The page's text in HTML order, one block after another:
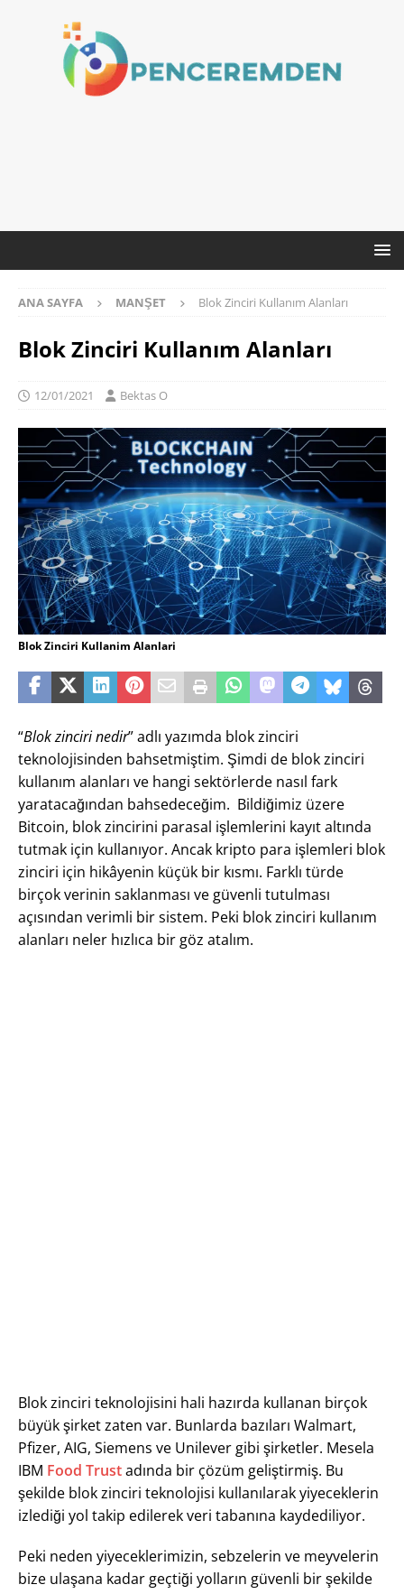
ANA SAYFA MANŞET Blok Zinciri Kullanım Alanları
Blok Zinciri Kullanım Alanları
12/01/2021 Bektas O
Blok Zinciri Kullanim Alanlari
“Blok zinciri nedir” adlı yazımda blok zinciri
teknolojisinden bahsetmiştim. Şimdi de blok zinciri
kullanım alanları ve hangi sektörlerde nasıl fark
yaratacağından bahsedeceğim. Bildiğimiz üzere
Bitcoin, blok zincirini parasal işlemlerini kayıt altında
tutmak için kullanıyor. Ancak kripto para işlemleri blok
zinciri için hikâyenin küçük bir kısmı. Farklı türde
birçok verinin saklanması ve güvenli tutulması
açısından verimli bir sistem. Peki blok zinciri kullanım
alanları neler hızlıca bir göz atalım.
Blok zinciri teknolojisini hali hazırda kullanan birçok
büyük şirket zaten var. Bunlarda bazıları Walmart,
Pfizer, AIG, Siemens ve Unilever gibi şirketler. Mesela
IBM Food Trustadında bir çözüm geliştirmiş. Bu
şekilde blok zinciri teknolojisi kullanılarak yiyeceklerin
izlediği yol takip edilerek veri tabanına kaydediliyor.
Peki neden yiyeceklerimizin, sebzelerin ve meyvelerin
bize ulaşana kadar geçtiği yolların güvenli bir şekilde